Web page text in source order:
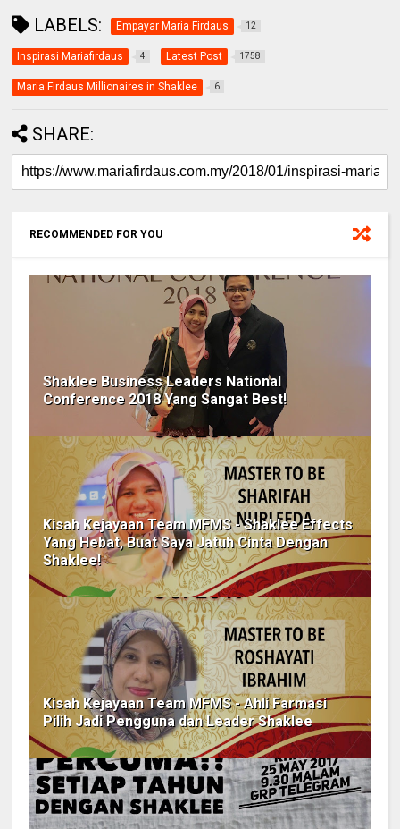
LABELS: Empayar Maria Firdaus 12
Inspirasi Mariafirdaus 4 Latest Post 1758
Maria Firdaus Millionaires in Shaklee 6
SHARE:
RECOMMENDED FOR YOU
Shaklee Business Leaders National
Conference 2018 Yang Sangat Best!
Kisah Kejayaan Team MFMS - Shaklee Effects
Yang Hebat, Buat Saya Jatuh Cinta Dengan
Shaklee!
Kisah Kejayaan Team MFMS - Ahli Farmasi
Pilih Jadi Pengguna dan Leader Shaklee